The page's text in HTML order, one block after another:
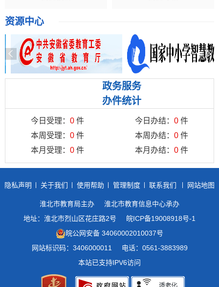
资源中心
政务服务
办件统计
今日受理： 0 件 今日办结： 0 件
本周受理： 0 件 本周办结： 0 件
本月受理： 0 件 本月办结： 0 件
隐私声明 关于我们 使用帮助 管理制度 联系我们 网站地图
淮北市教育局主办
淮北市教育信息中心承办
地址：淮北市烈山区花庄路2号
皖ICP备19008918号-1
皖公网安备 34060002010037号
网站标识码：3406000011
电话：0561-3883989
本站已支持IPV6访问